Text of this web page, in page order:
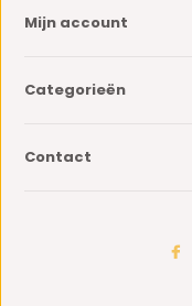
Mijn account
Categorieën
Contact